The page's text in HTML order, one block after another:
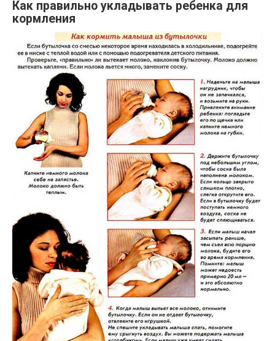
Как правильно укладывать ребенка для
кормления